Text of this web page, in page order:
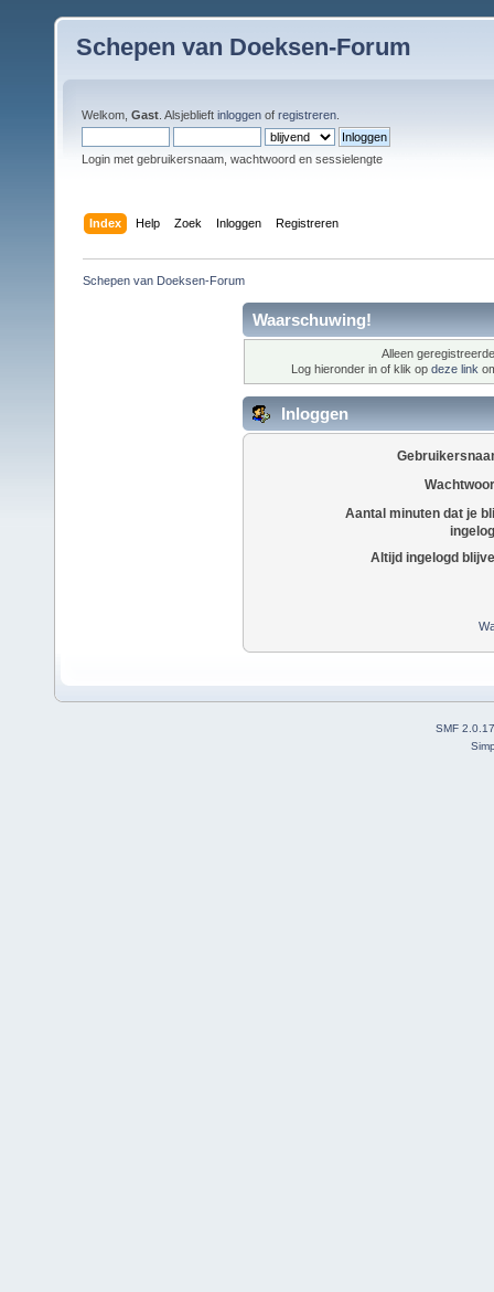
Schepen van Doeksen-Forum
Welkom, Gast . Alsjeblieft inloggen of registreren
Login met gebruikersnaam, wachtwoord en sessielengte
Index Help Zoek Inloggen Registreren
Schepen van Doeksen-Forum
Waarschuwing!
Alleen
Log hieronder in of klik op deze link
Inloggen
Aantal minuten dat je
Altijd ingelogd
SMF 2.0.17